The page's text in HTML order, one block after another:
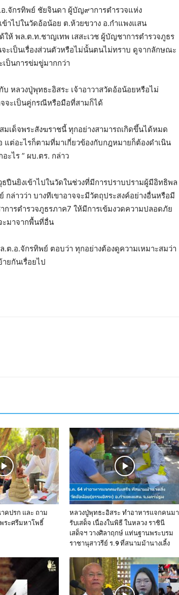
.จักรทิพย์ ชัยจินดา ผู้บัญ๙าการตำรวจแห่ง
าไปในวัดอ้อน้อย ต.ห้วยขวาง อ.กำแพงแสน
ห้ พล.ต.ท.ชาญเทพ เสสะเวช ผู้บัญชาการตำรวจภูธร
ะเป็นเรื่องส่วนตัวหรือไม่นั้นตนไม่ทราบ ดูจากลักษณะ
ป็นการข่มขู่มากกว่า
หลวงปู่พุทธะอิสระ เจ้าอาวาสวัดอ้อน้อยหรือไม่
จะเป็นคู่กรณีหรือมือที่สามก็ได้
เด็จพระสังฆราชนี้ ทุกอย่างสามารถเกิดขึ้นได้หมด
แต่อะไรก็ตามที่มาเกี่ยวข้องกับกฎหมายก็ต้องดำเนิน
ะไร ” ผบ.ตร. กล่าว
ปืนยิงเข้าไปในวัดในช่วงที่มีการปราบปรามผู้มีอิทธิพล
ล่าวว่า บางทีเขาอาจจะมีวัตถุประสงค์อย่างอื่นหรือมี
ารตำรวจภูธรภาค7 ให้มีการเข้มงวดความปลอดภัย
ะมาจากพื้นที่อื่น
ต.อ.จักรทิพย์ ตอบว่า ทุกอย่างต้องดูความเหมาะสมว่า
ยกันเรื่อยไป
คปรก และ ถาม
ระศรีมหาโพธิ์
หลวงปู่พุทธะอิสระ ทำอาหารแจกคนมา
รับเสด็จ เนื่องในพิธี ในหลวง ราชินี
เสด็จฯ วางศิลาฤกษ์ แท่นฐานพระบรม
ราชานุสาวรีย์ ร.9 ที่สนามม้านางเลิ้ง